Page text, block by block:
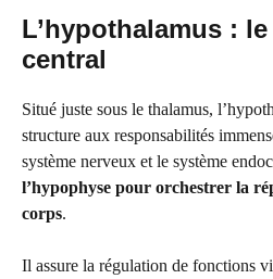
L’hypothalamus :
central
Situé juste sous le thalamus,
structure aux responsabilités
système nerveux et le système
l’hypophyse pour orchestrer la
corps.
Il assure la régulation de fonctions